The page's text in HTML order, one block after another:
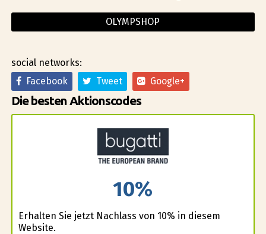
OLYMPSHOP
social networks:
Facebook
Tweet Google+
Die besten Aktionscodes
10%
Erhalten Sie jetzt Nachlass von 10% in diesem
Website.